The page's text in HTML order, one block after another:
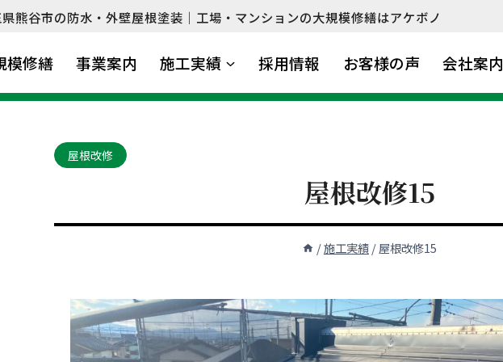
熊谷市の防水・外壁屋根塗装｜工場・マンションの大規模修繕はアケボノ
模修繕 事業案内 施工実績 採用情報 お客様の声 会社案内
屋根改修
屋根改修15
/施工実績/屋根改修15